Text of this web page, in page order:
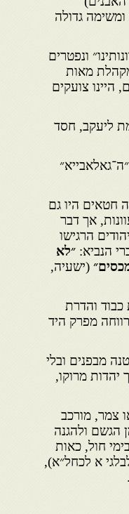
גדולה
ונפטרים
מאות
היינו צועקים
ליעקב, חסד
חטאים היו גם
אך דבר
הרגישו
הנביא: ״לא
(ישעיה,
והדרת
מפרק היד
מבפנים ובלי
מרוקו,
צמר, מורכב
הגשם ולהגנה
חול, כאות
א לכחל״א),